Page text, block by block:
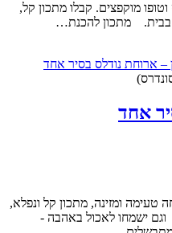
מוקפצים. קבלו מתכון קל,
בבית. מתכון להכנת…
אחד
טעימה ומזינה, מתכון קל ונפלא,
וגם ישמחו לאכול באהבה -